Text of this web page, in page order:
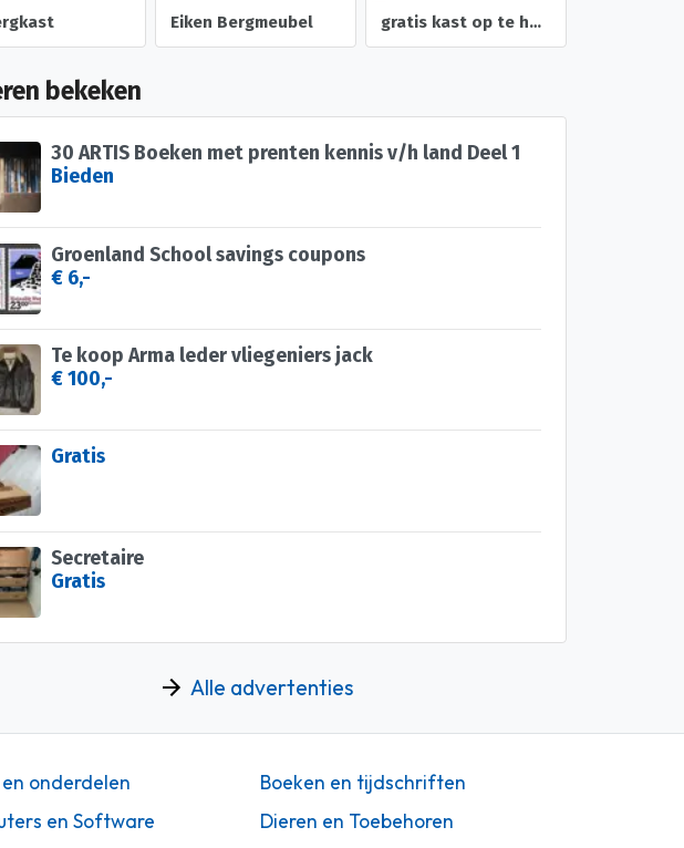
Eiken Bergmeubel gratis kast op te halen.
bekeken
30 ARTIS Boeken met prenten kennis v/h land Deel 1
Bieden
Groenland School savings coupons
€ 6,-
Te koop Arma leder vliegeniers jack
€ 100,-
Gratis
Secretaire
Gratis
Alle advertenties
onderdelen
Boeken en tijdschriften
en Software
Dieren en Toebehoren